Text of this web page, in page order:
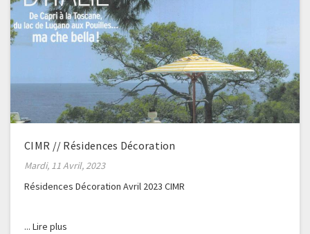
CIMR // Résidences Décoration
Mardi, 11 Avril, 2023
Résidences Décoration Avril 2023 CIMR